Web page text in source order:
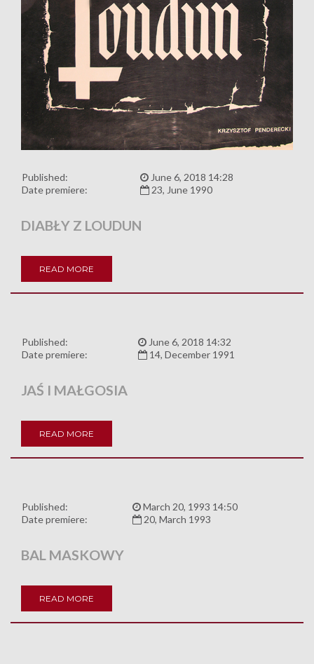
Published:
June 6, 2018 14:28
Date premiere:
23, June 1990
DIABŁY Z LOUDUN
READ MORE
Published:
June 6, 2018 14:32
Date premiere:
14, December 1991
JAŚ I MAŁGOSIA
READ MORE
Published:
March 20, 1993 14:50
Date premiere:
20, March 1993
BAL MASKOWY
READ MORE